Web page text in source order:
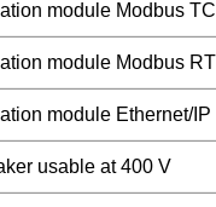
module Modbus
module Modbus
module Ethernet/IP
usable at 400 V